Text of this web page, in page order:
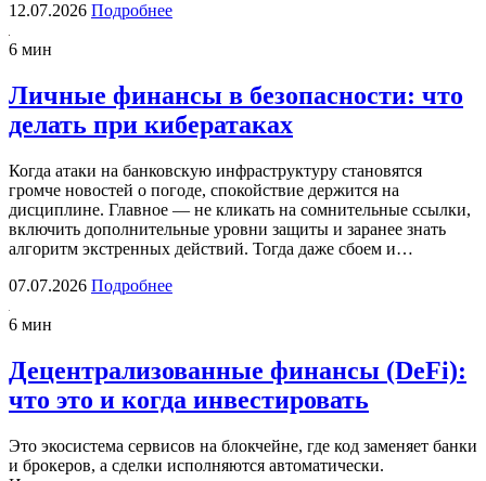
12.07.2026 Подробнее
6 мин
Личные финансы в безопасности: что
делать при кибератаках
Когда атаки на банковскую инфраструктуру становятся
громче новостей о погоде, спокойствие держится на
дисциплине. Главное — не кликать на сомнительные ссылки,
включить дополнительные уровни защиты и заранее знать
алгоритм экстренных действий. Тогда даже сбоем и…
07.07.2026 Подробнее
6 мин
Децентрализованные финансы (DeFi):
что это и когда инвестировать
Это экосистема сервисов на блокчейне, где код заменяет банки
и брокеров, а сделки исполняются автоматически.